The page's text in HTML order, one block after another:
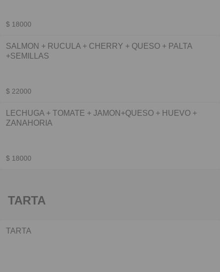
$ 18000
SALMON + RUCULA + CHERRY + QUESO + PALTA
+SEMILLAS
$ 22000
LECHUGA + TOMATE + JAMON+QUESO + HUEVO +
ZANAHORIA
$ 18000
TARTA
TARTA